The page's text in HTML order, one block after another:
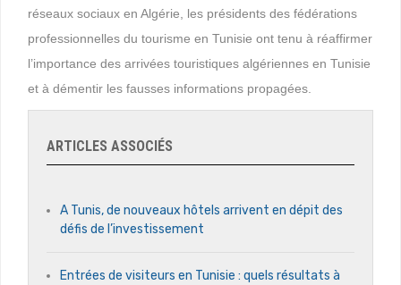
réseaux sociaux en Algérie, les présidents des fédérations
professionnelles du tourisme en Tunisie ont tenu à réaffirmer
l’importance des arrivées touristiques algériennes en Tunisie
et à démentir les fausses informations propagées.
ARTICLES ASSOCIÉS
A Tunis, de nouveaux hôtels arrivent en dépit des
défis de l’investissement
Entrées de visiteurs en Tunisie : quels résultats à